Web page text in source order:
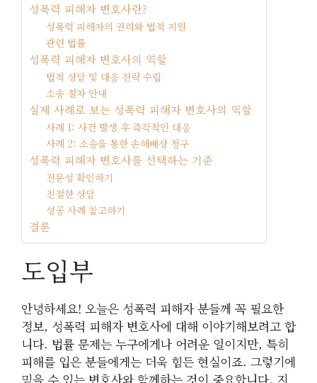
성폭력 피해자 변호사란?
성폭력 피해자의 권리와 법적 지원
관련 법률
성폭력 피해자 변호사의 역할
법적 상담 및 대응 전략 수립
소송 절차 안내
실제 사례로 보는 성폭력 피해자 변호사의 역할
사례 1: 사건 발생 후 즉각적인 대응
사례 2: 소송을 통한 손해배상 청구
성폭력 피해자 변호사를 선택하는 기준
전문성 확인하기
친절한 상담
성공 사례 참고하기
결론
도입부
안녕하세요! 오늘은 성폭력 피해자 분들께 꼭 필요한
정보, 성폭력 피해자 변호사에 대해 이야기해보려고 합
니다. 법률 문제는 누구에게나 어려운 일이지만, 특히
피해를 입은 분들에게는 더욱 힘든 현실이죠. 그렇기에
믿을 수 있는 변호사와 함께하는 것이 중요합니다. 지